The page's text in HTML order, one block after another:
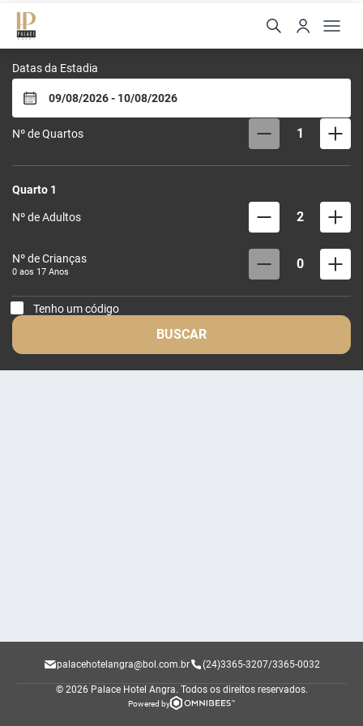
Palace Hotel Angra
Datas da Estadia
Nº de Quartos 1
Quarto 1
Nº de Adultos 2
Nº de Crianças
0 aos 17 Anos 0
Tenho um código
BUSCAR
palacehotelangra@bol.com.br (24)3365-3207/3365-0032
© 2026 Palace Hotel Angra. Todos os direitos reservados.
Powered by